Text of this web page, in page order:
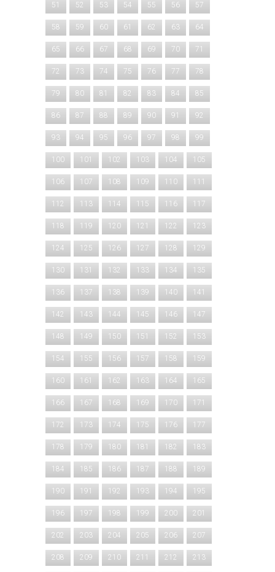
51 52 53 54 55 56 57
58 59 60 61 62 63 64
65 66 67 68 69 70 71
72 73 74 75 76 77 78
79 80 81 82 83 84 85
86 87 88 89 90 91 92
93 94 95 96 97 98 99
100 101 102 103 104 105
106 107 108 109 110 111
112 113 114 115 116 117
118 119 120 121 122 123
124 125 126 127 128 129
130 131 132 133 134 135
136 137 138 139 140 141
142 143 144 145 146 147
148 149 150 151 152 153
154 155 156 157 158 159
160 161 162 163 164 165
166 167 168 169 170 171
172 173 174 175 176 177
178 179 180 181 182 183
184 185 186 187 188 189
190 191 192 193 194 195
196 197 198 199 200 201
202 203 204 205 206 207
208 209 210 211 212 213